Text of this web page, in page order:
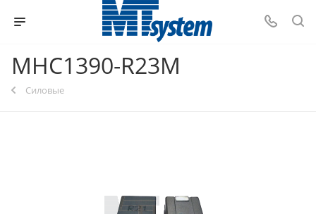
MHC1390-R23M
Силовые